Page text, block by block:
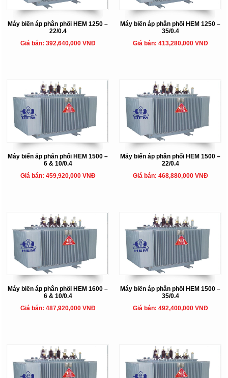
Máy biến áp phân phối HEM 1250 –
22/0.4
Giá bán: 392,640,000 VNĐ
Máy biến áp phân phối HEM 1250 –
35/0.4
Giá bán: 413,280,000 VNĐ
Máy biến áp phân phối HEM 1500 –
6 & 10/0.4
Giá bán: 459,920,000 VNĐ
Máy biến áp phân phối HEM 1500 –
22/0.4
Giá bán: 468,880,000 VNĐ
Máy biến áp phân phối HEM 1600 –
6 & 10/0.4
Giá bán: 487,920,000 VNĐ
Máy biến áp phân phối HEM 1500 –
35/0.4
Giá bán: 492,400,000 VNĐ